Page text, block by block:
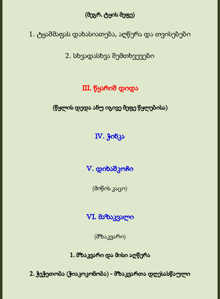
(მეგრ. ტყის მეფე)
1. ტყაშმაფას დახასიათება, აღწერა და თვისებები
2. სხვადასხვა შემთხვევები
III. წყარიშ დიდა
(წყლის დედა ანუ იგივე მეფე წყლებისა)
lV. ჭინკა
V. დიხაშკოჩი
(მიწის კაცი)
VI. მაზაკვალი
(მზაკვარი)
1. მზაკვარი და მისი აღწერა
2. ჭეჭეთობა (ჭიაკოკონობა) -მზაკვართა დღესასწაული